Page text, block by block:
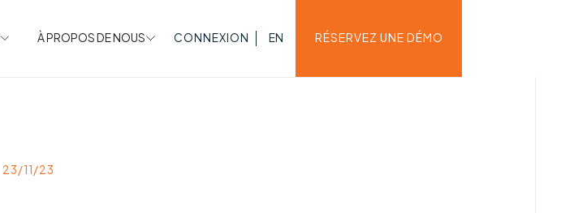
À PROPOS DE NOUS CONNEXION EN RÉSERVEZ UNE DÉMO
23/11/23